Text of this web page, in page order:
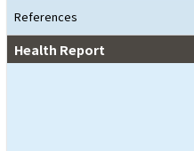
References
Health Report